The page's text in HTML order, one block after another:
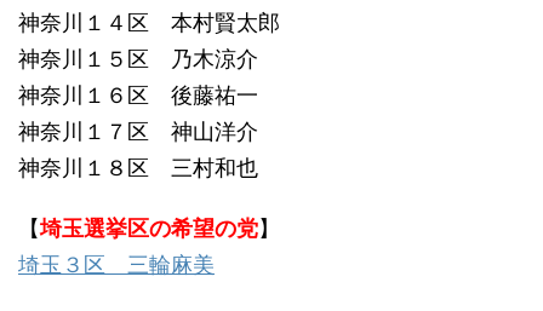
神奈川１４区 本村賢太郎
神奈川１５区 乃木涼介
神奈川１６区 後藤祐一
神奈川１７区 神山洋介
神奈川１８区 三村和也
【埼玉選挙区の希望の党】
埼玉３区 三輪麻美